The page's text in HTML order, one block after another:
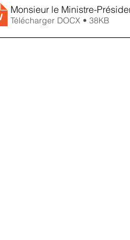
Permis à points
Monsieur le Ministre-
Télécharger DOCX • 38KB